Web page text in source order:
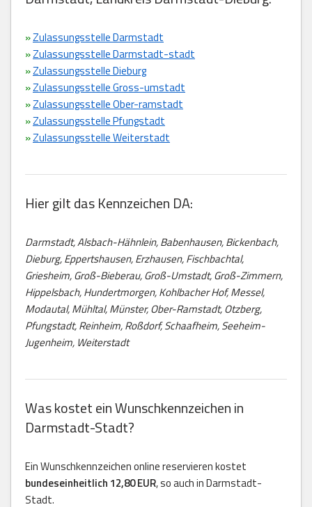
»Zulassungsstelle Darmstadt
»Zulassungsstelle Darmstadt-stadt
»Zulassungsstelle Dieburg
»Zulassungsstelle Gross-umstadt
»Zulassungsstelle Ober-ramstadt
»Zulassungsstelle Pfungstadt
»Zulassungsstelle Weiterstadt
Hier gilt das Kennzeichen DA:
Darmstadt, Alsbach-Hähnlein, Babenhausen, Bickenbach,
Dieburg, Eppertshausen, Erzhausen, Fischbachtal,
Griesheim, Groß-Bieberau, Groß-Umstadt, Groß-Zimmern,
Hippelsbach, Hundertmorgen, Kohlbacher Hof, Messel,
Modautal, Mühltal, Münster, Ober-Ramstadt, Otzberg,
Pfungstadt, Reinheim, Roßdorf, Schaafheim, Seeheim-
Jugenheim, Weiterstadt
Was kostet ein Wunschkennzeichen in
Darmstadt-Stadt?
Ein Wunschkennzeichen online reservieren kostet
bundeseinheitlich 12,80 EUR, so auch in Darmstadt-
Stadt.